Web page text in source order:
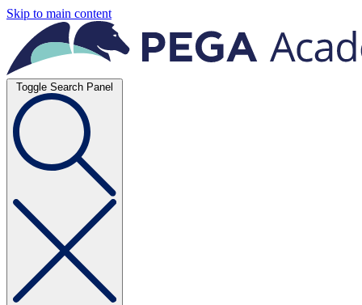
Skip to main content
Toggle Search Panel